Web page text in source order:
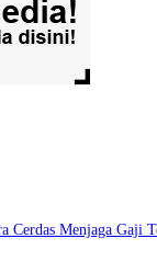
Cerdas Menjaga Gaji